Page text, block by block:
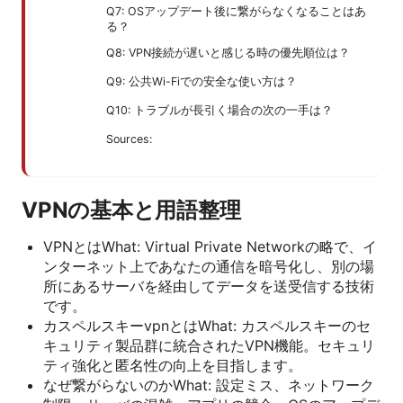
Q7: OSアップデート後に繋がらなくなることはあ
る？
Q8: VPN接続が遅いと感じる時の優先順位は？
Q9: 公共Wi-Fiでの安全な使い方は？
Q10: トラブルが長引く場合の次の一手は？
Sources:
VPNの基本と用語整理
VPNとはWhat: Virtual Private Networkの略で、イ
ンターネット上であなたの通信を暗号化し、別の場
所にあるサーバを経由してデータを送受信する技術
です。
カスペルスキーvpnとはWhat: カスペルスキーのセ
キュリティ製品群に統合されたVPN機能。セキュリ
ティ強化と匿名性の向上を目指します。
なぜ繋がらないのかWhat: 設定ミス、ネットワーク